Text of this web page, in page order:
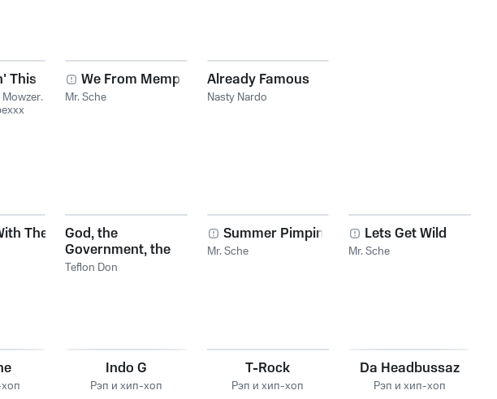
This
Mowzer,
We From Memphis
Mr. Sche
Already Famous
Nasty Nardo
The
God, the
Government, the
Game
Teflon Don
Summer Pimpin
Mr. Sche
Lets Get Wild
Mr. Sche
Indo G
Рэп и хип-хоп
T-Rock
Рэп и хип-хоп
Da Headbussaz
Рэп и хип-хоп